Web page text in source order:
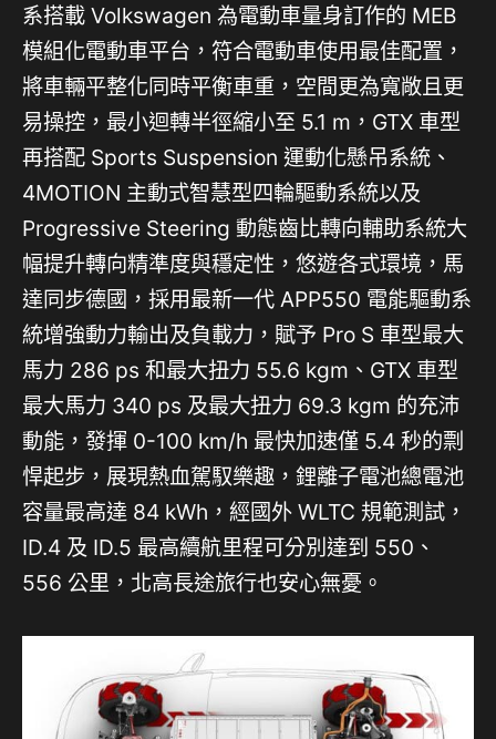
系搭載 Volkswagen 為電動車量身訂作的 MEB
模組化電動車平台，符合電動車使用最佳配置，
將車輛平整化同時平衡車重，空間更為寬敞且更
易操控，最小迴轉半徑縮小至 5.1 m，GTX 車型
再搭配 Sports Suspension 運動化懸吊系統、
4MOTION 主動式智慧型四輪驅動系統以及
Progressive Steering 動態齒比轉向輔助系統大
幅提升轉向精準度與穩定性，悠遊各式環境，馬
達同步德國，採用最新一代 APP550 電能驅動系
統增強動力輸出及負載力，賦予 Pro S 車型最大
馬力 286 ps 和最大扭力 55.6 kgm、GTX 車型
最大馬力 340 ps 及最大扭力 69.3 kgm 的充沛
動能，發揮 0-100 km/h 最快加速僅 5.4 秒的剽
悍起步，展現熱血駕馭樂趣，鋰離子電池總電池
容量最高達 84 kWh，經國外 WLTC 規範測試，
ID.4 及 ID.5 最高續航里程可分別達到 550、
556 公里，北高長途旅行也安心無憂。